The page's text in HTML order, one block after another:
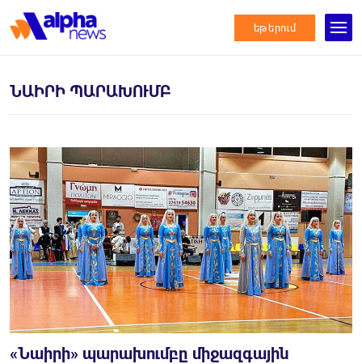
եթերում
ՆԱ­ԻՐԻ ՊԱ­ՐԱ­ԽՈՒՄ­Բ
«­Նա­իրի» պա­րա­խում­բը միջազգային